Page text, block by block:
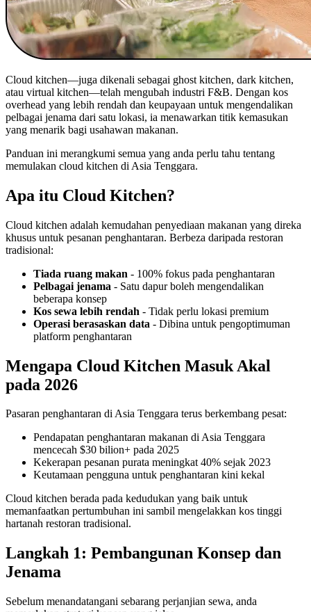
Cloud kitchen—juga dikenali sebagai ghost kitchen, dark kitchen,
atau virtual kitchen—telah mengubah industri F&B. Dengan kos
overhead yang lebih rendah dan keupayaan untuk mengendalikan
pelbagai jenama dari satu lokasi, ia menawarkan titik kemasukan
yang menarik bagi usahawan makanan.
Panduan ini merangkumi semua yang anda perlu tahu tentang
memulakan cloud kitchen di Asia Tenggara.
Apa itu Cloud Kitchen?
Cloud kitchen adalah kemudahan penyediaan makanan yang direka
khusus untuk pesanan penghantaran. Berbeza daripada restoran
tradisional:
Tiada ruang makan - 100% fokus pada penghantaran
Pelbagai jenama - Satu dapur boleh mengendalikan
beberapa konsep
Kos sewa lebih rendah - Tidak perlu lokasi premium
Operasi berasaskan data - Dibina untuk pengoptimuman
platform penghantaran
Mengapa Cloud Kitchen Masuk Akal
pada 2026
Pasaran penghantaran di Asia Tenggara terus berkembang pesat:
Pendapatan penghantaran makanan di Asia Tenggara
mencecah $30 bilion+ pada 2025
Kekerapan pesanan purata meningkat 40% sejak 2023
Keutamaan pengguna untuk penghantaran kini kekal
Cloud kitchen berada pada kedudukan yang baik untuk
memanfaatkan pertumbuhan ini sambil mengelakkan kos tinggi
hartanah restoran tradisional.
Langkah 1: Pembangunan Konsep dan
Jenama
Sebelum menandatangani sebarang perjanjian sewa, anda